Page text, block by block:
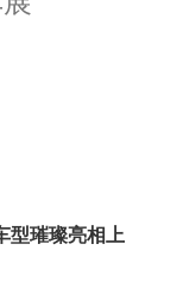
型璀璨亮相上